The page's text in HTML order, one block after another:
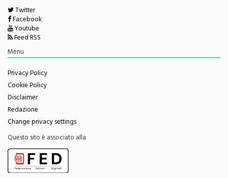
Seguici su
Twitter
Facebook
Youtube
Feed RSS
Privacy Policy
Cookie Policy
Disclaimer
Redazione
Change privacy settings
Questo sito è associato alla